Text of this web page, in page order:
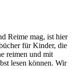
Reime mag, ist hier
für Kinder, die
reimen und mit
lesen können. Wir